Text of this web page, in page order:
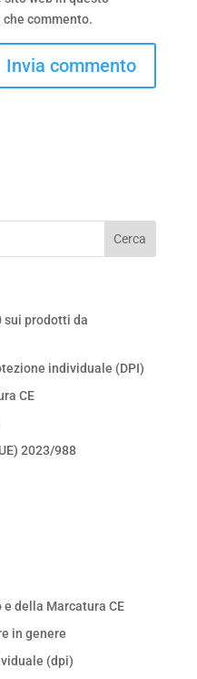
commento.
sui prodotti da
individuale (DPI)
CE
2023/988
della Marcatura CE
in genere
(dpi)